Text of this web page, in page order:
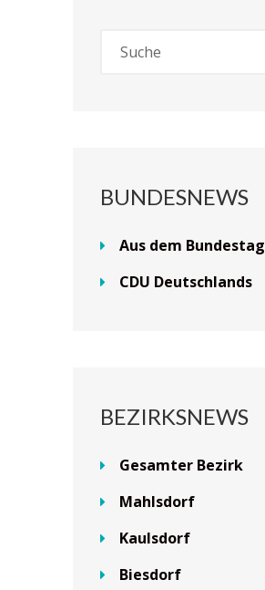
BUNDESNEWS
Aus dem Bundestag
CDU Deutschlands
BEZIRKSNEWS
Gesamter Bezirk
Mahlsdorf
Kaulsdorf
Biesdorf